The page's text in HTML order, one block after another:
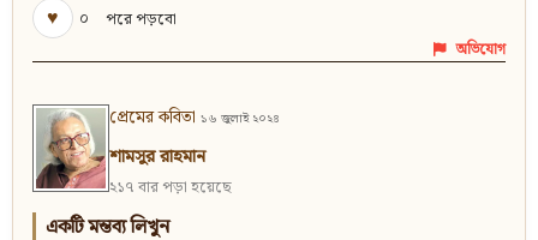
♥
০ পরে পড়বো
অভিযোগ
প্রেমের কবিতা ১৬ জুলাই ২০২৪
শামসুর রাহমান
২১৭ বার পড়া হয়েছে
একটি মন্তব্য লিখুন